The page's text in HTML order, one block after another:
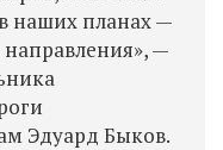
наших планах —
направления», —
Эдуард Быков.